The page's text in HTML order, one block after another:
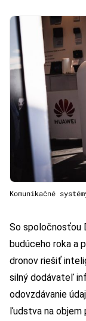
Komunikačné
So spoločnosťou
budúceho roka a
dronov riešiť
silný dodávateľ
odovzdávanie
ľudstva na objem